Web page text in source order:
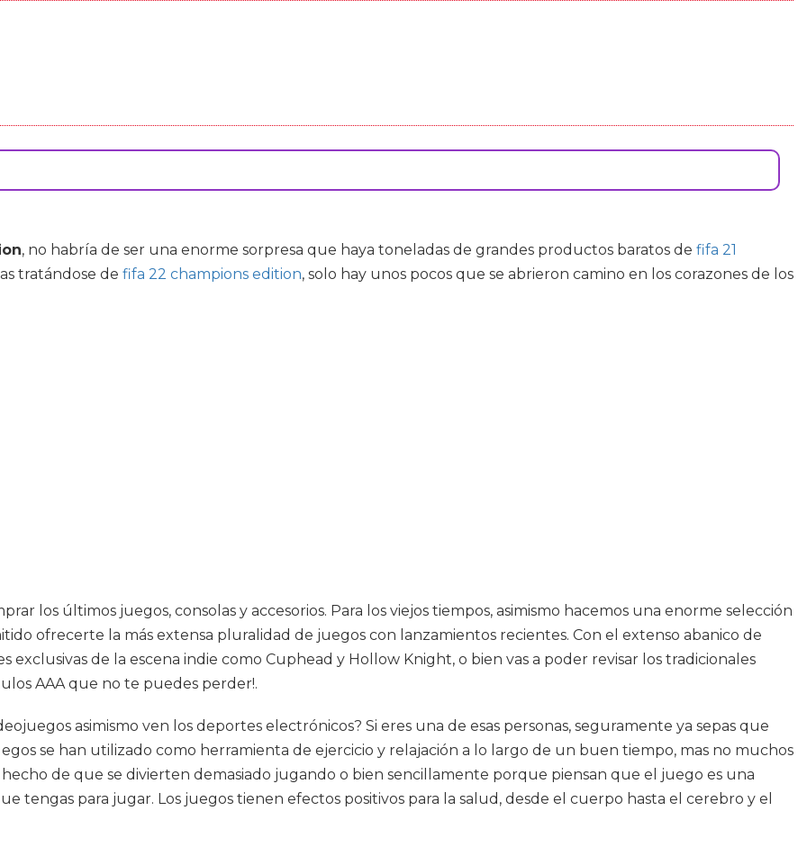
, no habría de ser una enorme sorpresa que haya toneladas de grandes productos baratos de fifa 21
tratándose de fifa 22 champions edition, solo hay unos pocos que se abrieron camino en los corazones de los
los últimos juegos, consolas y accesorios. Para los viejos tiempos, asimismo hacemos una enorme selección
ofrecerte la más extensa pluralidad de juegos con lanzamientos recientes. Con el extenso abanico de
de la escena indie como Cuphead y Hollow Knight, o bien vas a poder revisar los tradicionales
AAA que no te puedes perder!.
asimismo ven los deportes electrónicos? Si eres una de esas personas, seguramente ya sepas que
se han utilizado como herramienta de ejercicio y relajación a lo largo de un buen tiempo, mas no muchos
de que se divierten demasiado jugando o bien sencillamente porque piensan que el juego es una
tengas para jugar. Los juegos tienen efectos positivos para la salud, desde el cuerpo hasta el cerebro y el